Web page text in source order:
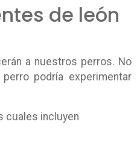
de león
a nuestros perros. No
podría experimentar
cuales incluyen